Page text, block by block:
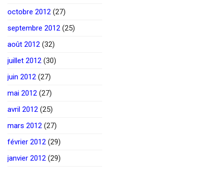
octobre 2012 (27)
septembre 2012 (25)
août 2012 (32)
juillet 2012 (30)
juin 2012 (27)
mai 2012 (27)
avril 2012 (25)
mars 2012 (27)
février 2012 (29)
janvier 2012 (29)